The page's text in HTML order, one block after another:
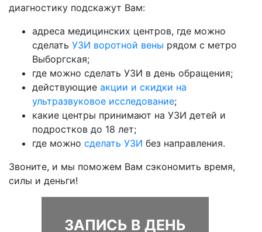
диагностику подскажут Вам:
адреса медицинских центров, где можно
сделать УЗИ воротной вены рядом с метро
Выборгская;
где можно сделать УЗИ в день обращения;
действующие акции и скидки на
ультразвуковое исследование;
какие центры принимают на УЗИ детей и
подростков до 18 лет;
где можно сделать УЗИ без направления.
Звоните, и мы поможем Вам сэкономить время,
силы и деньги!
ЗАПИСЬ В ДЕНЬ